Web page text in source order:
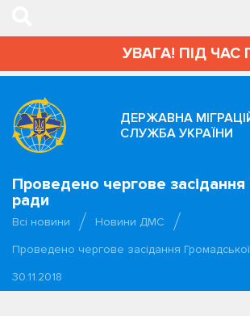
УВАГА! ПІД ЧАС
ДЕРЖАВНА
СЛУЖБА УКРАЇНИ
Проведено чергове засідання
ради
Всі новини
Новини ДМС
Проведено чергове засідання
30.11.2018